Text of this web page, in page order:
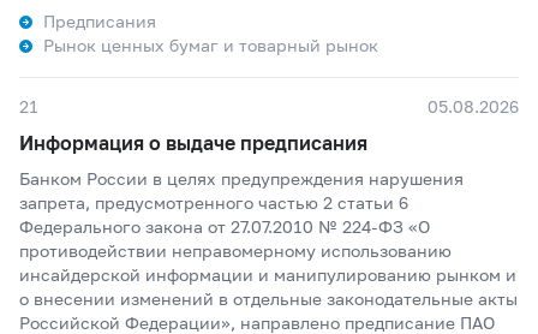
Предписания
Рынок ценных бумаг и товарный рынок
21 05.08.2026
Информация о выдаче предписания
Банком России в целях предупреждения нарушения
запрета, предусмотренного частью 2 статьи 6
Федерального закона от 27.07.2010 № 224-ФЗ «О
противодействии неправомерному использованию
инсайдерской информации и манипулированию рынком и
о внесении изменений в отдельные законодательные акты
Российской Федерации», направлено предписание ПАО